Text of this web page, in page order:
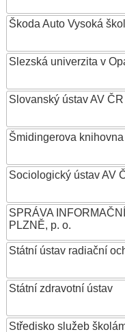
Škoda Auto Vysoká
Slezská univerzita v
Slovanský ústav AV ČR
Šmidingerova
Sociologický ústav AV
SPRÁVA
PLZNĚ, p. o.
Státní ústav radiační
Státní zdravotní ústav
Středisko služeb